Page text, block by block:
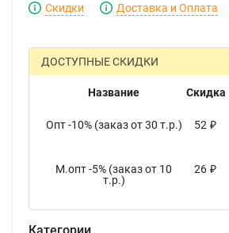
Скидки Доставка и Оплата
ДОСТУПНЫЕ СКИДКИ
Название Скидка
Опт -10% (заказ от 30 т.р.) 52 ₽
М.опт -5% (заказ от 10
т.р.)
26 ₽